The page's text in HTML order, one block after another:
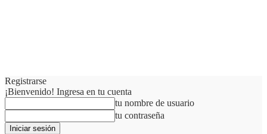
Registrarse
¡Bienvenido! Ingresa en tu cuenta
tu nombre de usuario
tu contraseña